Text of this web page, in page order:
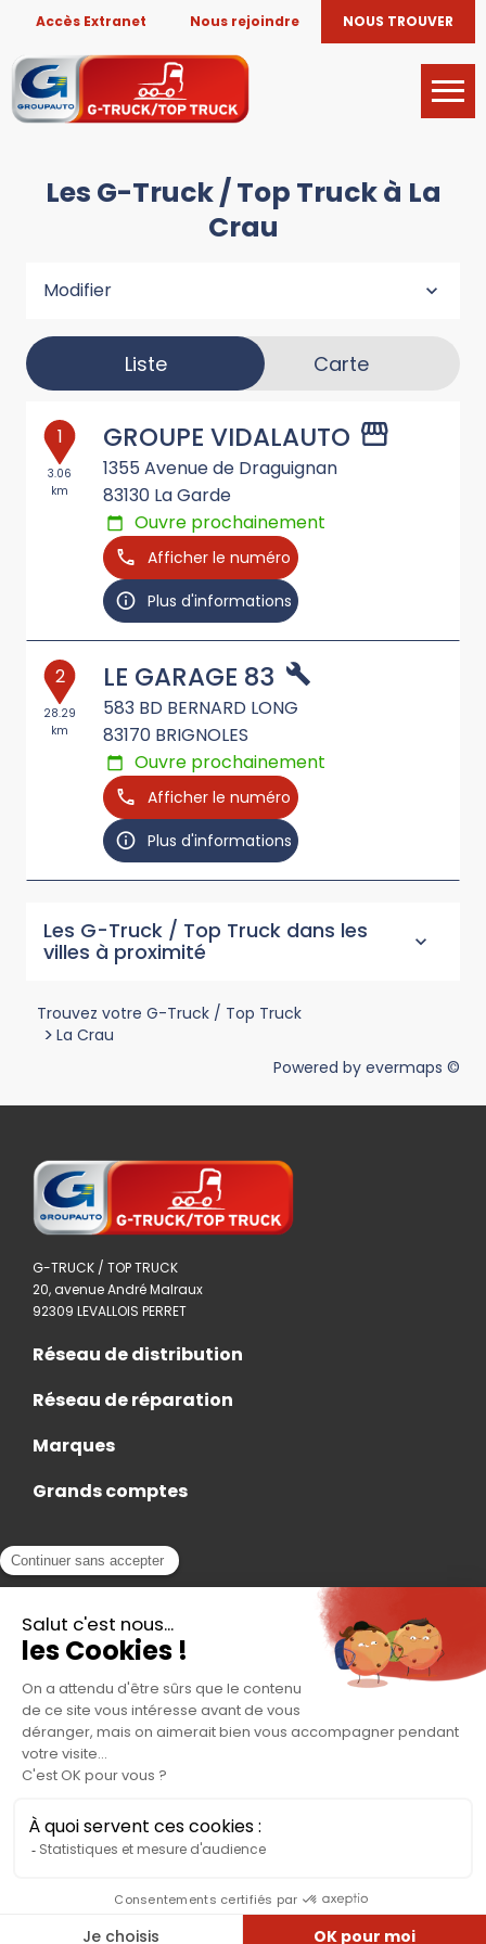
Accès Extranet Nous rejoindre NOUS TROUVER
Les G-Truck / Top Truck à La
Crau
Modifier
Liste Carte
1
3.06
km
GROUPE VIDALAUTO
1355 Avenue de Draguignan
83130 La Garde
Ouvre prochainement
Afficher le numéro
Plus d'informations
2
28.29
km
LE GARAGE 83
583 BD BERNARD LONG
83170 BRIGNOLES
Ouvre prochainement
Afficher le numéro
Plus d'informations
Les G-Truck / Top Truck dans les
villes à proximité
Trouvez votre G-Truck / Top Truck
> La Crau
Powered by evermaps ©
G-TRUCK / TOP TRUCK
20, avenue André Malraux
92309 LEVALLOIS PERRET
Réseau de distribution
Réseau de réparation
Marques
Grands comptes
Actualités
Contact
Accès Adhérent